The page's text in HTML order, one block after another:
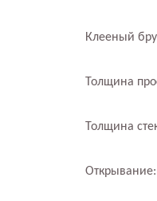
Клееный
Толщина
Толщина